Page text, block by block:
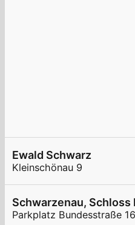
Ewald Schwarz
Kleinschönau 9
Schwarzenau,
Parkplatz Bundesstraße 16